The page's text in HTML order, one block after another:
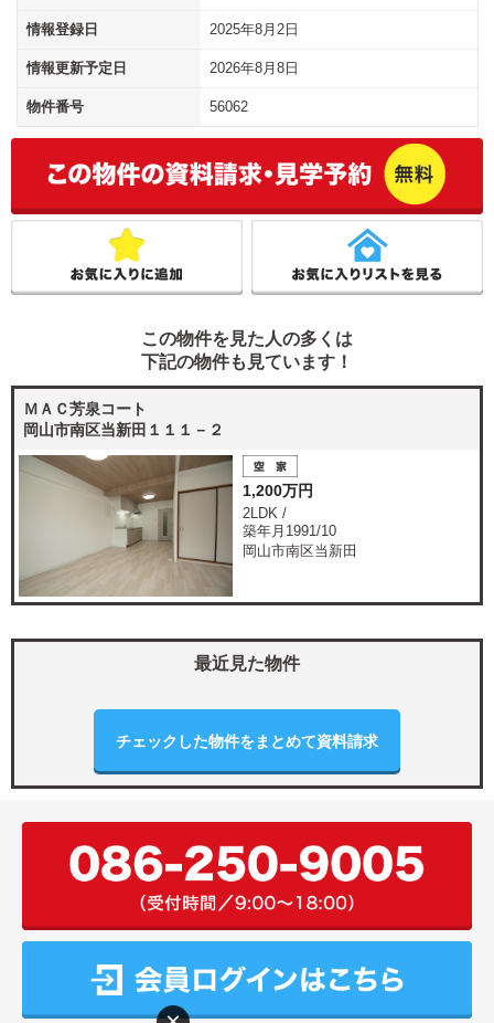
情報登録日 2025年8月2日
情報更新予定日 2026年8月8日
物件番号 56062
この物件を見た人の多くは
下記の物件も見ています！
ＭＡＣ芳泉コート
岡山市南区当新田１１１－２
1,200万円
2LDK /
築年月1991/10
岡山市南区当新田
最近見た物件